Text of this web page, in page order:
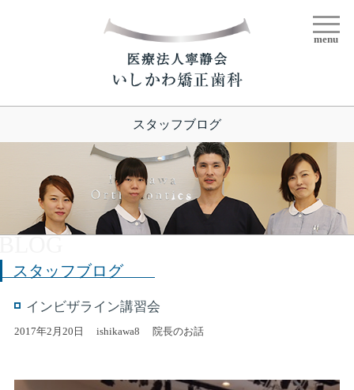
menu
スタッフブログ
スタッフブログ
インビザライン講習会
2017年2月20日 ishikawa8 院長のお話